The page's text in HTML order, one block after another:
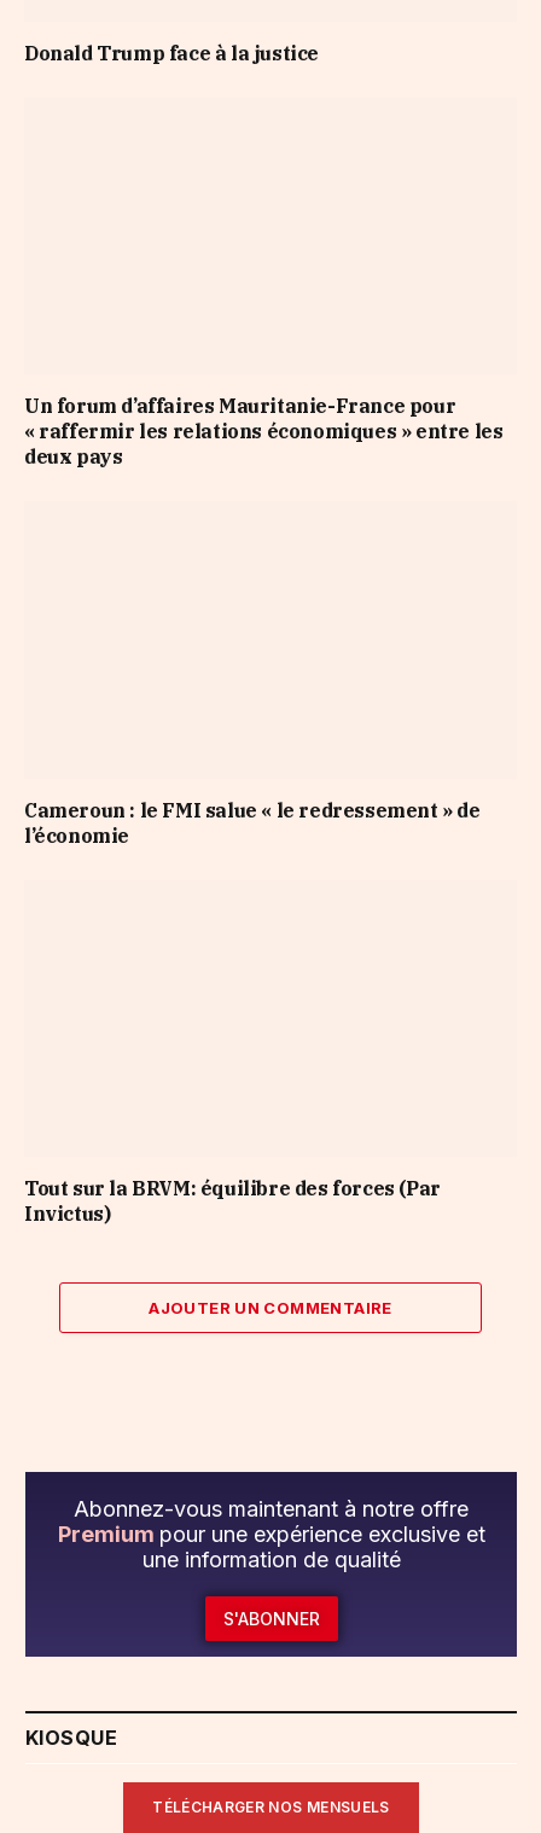
Donald Trump face à la justice
Un forum d’affaires Mauritanie-France pour
« raffermir les relations économiques » entre les
deux pays
Cameroun : le FMI salue « le redressement » de
l’économie
Tout sur la BRVM: équilibre des forces (Par
Invictus)
AJOUTER UN COMMENTAIRE
Abonnez-vous maintenant à notre offre
Premium pour une expérience exclusive et
une information de qualité
S'ABONNER
KIOSQUE
TÉLÉCHARGER NOS MENSUELS